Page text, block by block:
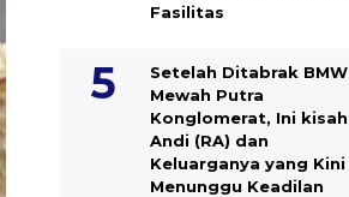
Fasilitas
Setelah Ditabrak BMW
Mewah Putra
Konglomerat, Ini kisah
Andi (RA) dan
Keluarganya yang Kini
Menunggu Keadilan